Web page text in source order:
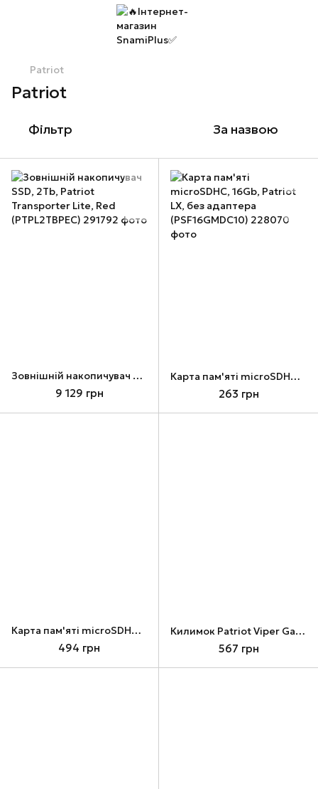
Patriot
Patriot
Фільтр За назвою
Зовнішній накопичувач SSD, 2Tb, Patriot Transporter Lite, Red (PTPL2TBPEC)
9 129 грн
Карта пам'яті microSDHC, 16Gb, Patriot LX, без адаптера (PSF16GMDC10)
263 грн
Карта пам'яті microSDHC, 32Gb, Patriot VX, без адаптера (PSF32GVX31MCH)
494 грн
Килимок Patriot Viper Gaming, Black (PV160UXK)
567 грн